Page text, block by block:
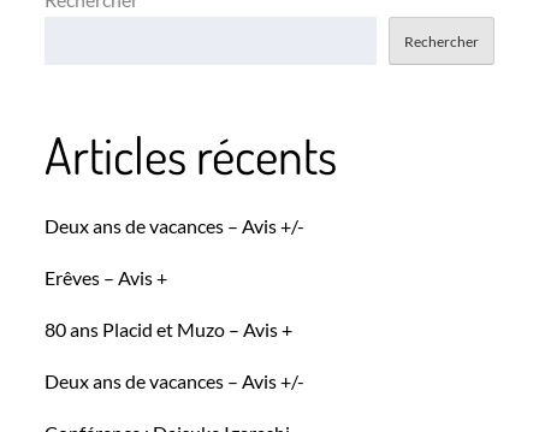
Rechercher
Articles récents
Deux ans de vacances – Avis +/-
Erêves – Avis +
80 ans Placid et Muzo – Avis +
Deux ans de vacances – Avis +/-